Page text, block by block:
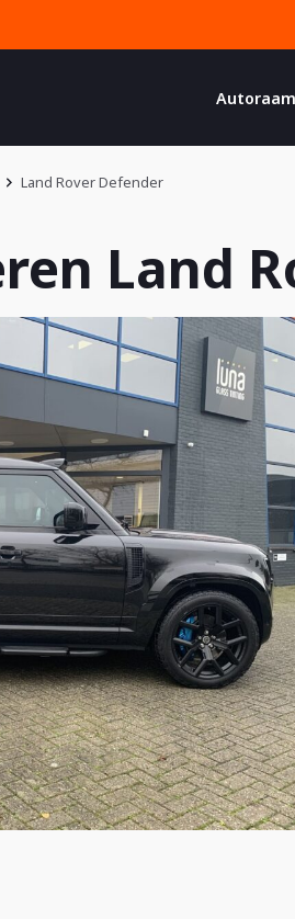
Land Rover Defender
Land